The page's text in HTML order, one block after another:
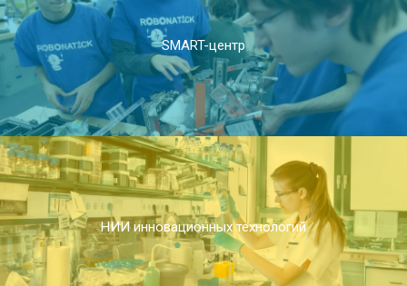
SMART-центр
НИИ инновационных технологий